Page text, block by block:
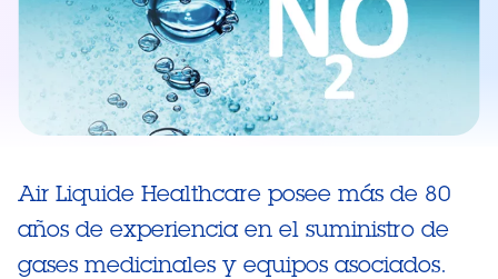
Air Liquide Healthcare posee más de 80
años de experiencia en el suministro de
gases medicinales y equipos asociados.